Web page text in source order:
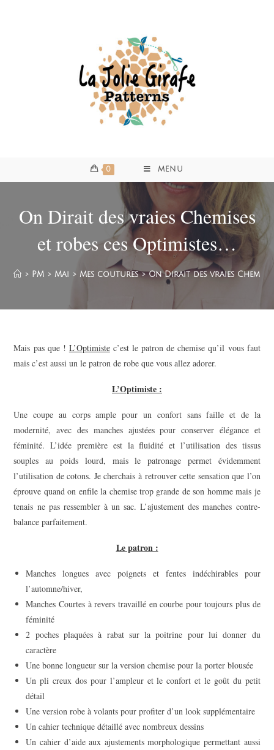
0 MENU
On Dirait des vraies Chemises
et robes ces Optimistes…
> PM > Mai > Mes coutures > On Dirait des vraies
Mais pas que ! L’Optimistec’est le patron de chemise qu’il vous faut
mais c’est aussi un le patron de robe que vous allez adorer.
L’Optimiste :
Une coupe au corps ample pour un confort sans faille et de la
modernité, avec des manches ajustées pour conserver élégance et
féminité. L’idée première est la fluidité et l’utilisation des tissus
souples au poids lourd, mais le patronage permet évidemment
l’utilisation de cotons. Je cherchais à retrouver cette sensation que l’on
éprouve quand on enfile la chemise trop grande de son homme mais je
tenais ne pas ressembler à un sac. L’ajustement des manches contre-
balance parfaitement.
Le patron :
Manches longues avec poignets et fentes indéchirables pour
l’automne/hiver,
Manches Courtes à revers travaillé en courbe pour toujours plus de
féminité
2 poches plaquées à rabat sur la poitrine pour lui donner du
caractère
Une bonne longueur sur la version chemise pour la porter blousée
Un pli creux dos pour l’ampleur et le confort et le goût du petit
détail
Une version robe à volants pour profiter d’un look supplémentaire
Un cahier technique détaillé avec nombreux dessins
Un cahier d’aide aux ajustements morphologique permettant aussi